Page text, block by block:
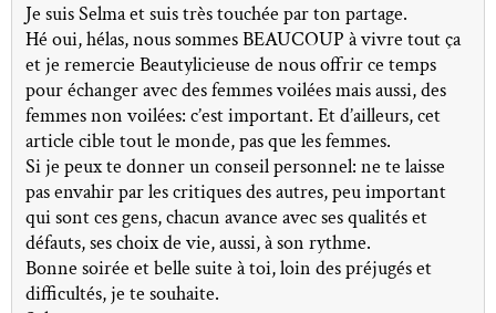
Je suis Selma et suis très touchée par ton partage.
Hé oui, hélas, nous sommes BEAUCOUP à vivre tout ça
et je remercie Beautylicieuse de nous offrir ce temps
pour échanger avec des femmes voilées mais aussi, des
femmes non voilées: c’est important. Et d’ailleurs, cet
article cible tout le monde, pas que les femmes.
Si je peux te donner un conseil personnel: ne te laisse
pas envahir par les critiques des autres, peu important
qui sont ces gens, chacun avance avec ses qualités et
défauts, ses choix de vie, aussi, à son rythme.
Bonne soirée et belle suite à toi, loin des préjugés et
difficultés, je te souhaite.